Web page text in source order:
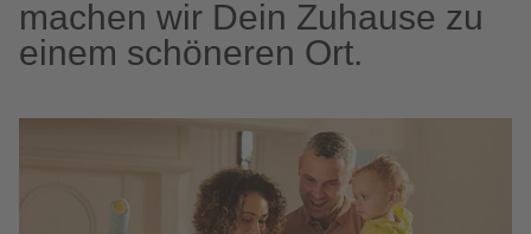
machen wir Dein Zuhause zu
einem schöneren Ort.